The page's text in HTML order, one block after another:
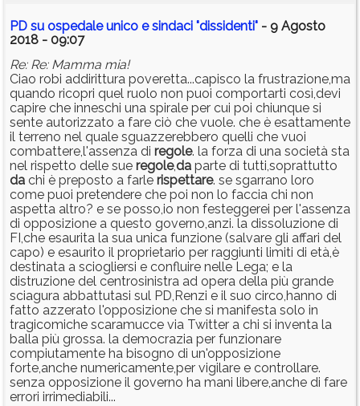
PD su ospedale unico e sindaci "dissidenti" - 9 Agosto
2018 - 09:07
Re: Re: Mamma mia!
Ciao robi addirittura poveretta...capisco la frustrazione,ma
quando ricopri quel ruolo non puoi comportarti così,devi
capire che inneschi una spirale per cui poi chiunque si
sente autorizzato a fare ciò che vuole. che è esattamente
il terreno nel quale sguazzerebbero quelli che vuoi
combattere,l'assenza di regole. la forza di una società sta
nel rispetto delle sue regole,da parte di tutti,soprattutto
da chi è preposto a farle rispettare. se sgarrano loro
come puoi pretendere che poi non lo faccia chi non
aspetta altro? e se posso,io non festeggerei per l'assenza
di opposizione a questo governo,anzi. la dissoluzione di
FI,che esaurita la sua unica funzione (salvare gli affari del
capo) e esaurito il proprietario per raggiunti limiti di età,è
destinata a sciogliersi e confluire nelle Lega; e la
distruzione del centrosinistra ad opera della più grande
sciagura abbattutasi sul PD,Renzi e il suo circo,hanno di
fatto azzerato l'opposizione che si manifesta solo in
tragicomiche scaramucce via Twitter a chi si inventa la
balla più grossa. la democrazia per funzionare
compiutamente ha bisogno di un'opposizione
forte,anche numericamente,per vigilare e controllare.
senza opposizione il governo ha mani libere,anche di fare
errori irrimediabili...